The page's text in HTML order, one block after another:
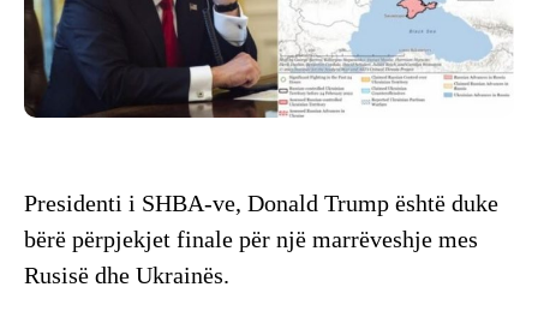
Presidenti i SHBA-ve, Donald Trump është duke
bërë përpjekjet finale për një marrëveshje mes
Rusisë dhe Ukrainës.